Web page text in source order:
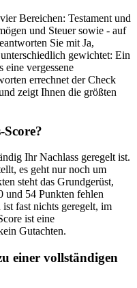
Bereichen: Testament und
und Steuer sowie - auf
Sie mit Ja,
gewichtet: Ein
eine vergessene
errechnet der Check
zeigt Ihnen die größten
Score?
Ihr Nachlass geregelt ist.
es geht nur noch um
steht das Grundgerüst,
und 54 Punkten fehlen
fast nichts geregelt, im
ist eine
Gutachten.
einer vollständigen